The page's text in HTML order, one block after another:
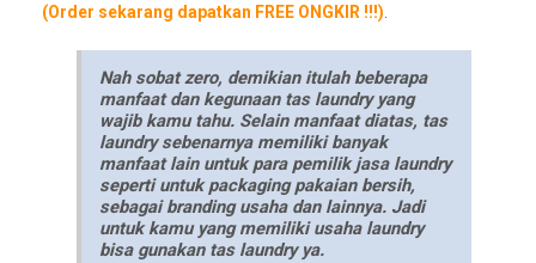
(Order sekarang dapatkan FREE ONGKIR !!!)
Nah sobat zero, demikian itulah beberapa
manfaat dan kegunaan tas laundry yang
wajib kamu tahu. Selain manfaat diatas, tas
laundry sebenarnya memiliki banyak
manfaat lain untuk para pemilik jasa laundry
seperti untuk packaging pakaian bersih,
sebagai branding usaha dan lainnya. Jadi
untuk kamu yang memiliki usaha laundry
bisa gunakan tas laundry ya.